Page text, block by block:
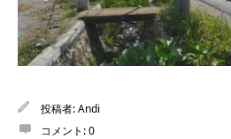
投稿者:Andi
コメント:0